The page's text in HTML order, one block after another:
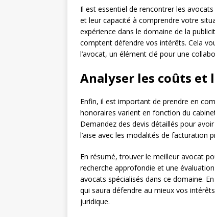
Il est essentiel de rencontrer les
et leur capacité à comprendre votre
expérience dans le domaine de la
comptent défendre vos intérêts. Cela
l’avocat, un élément clé pour une
Analyser les coûts
Enfin, il est important de prendre en
honoraires varient en fonction du
Demandez des devis détaillés pour
l’aise avec les modalités de facturation
En résumé, trouver le meilleur avocat
recherche approfondie et une
avocats spécialisés dans ce domaine.
qui saura défendre au mieux vos
juridique.